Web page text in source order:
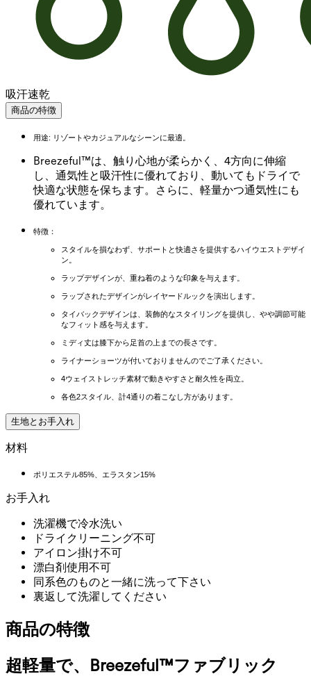
吸汗速乾
商品の特徴
用途: リゾートやカジュアルなシーンに最適。
Breezeful™は、触り心地が柔らかく、4方向に伸縮
し、通気性と吸汗性に優れており、動いてもドライで
快適な状態を保ちます。さらに、軽量かつ通気性にも
優れています。
特徴：
スタイルを損なわず、サポートと快適さを提供するハイウエストデザイ
ン。
ラップデザインが、重ね着のような印象を与えます。
ラップされたデザインがレイヤードルックを演出します。
タイバックデザインは、装飾的なスタイリングを提供し、やや調節可能
なフィット感を与えます。
ミディ丈は膝下から足首の上までの長さです。
ライナーショーツが付いておりませんのでご了承ください。
4ウェイストレッチ素材で動きやすさと耐久性を両立。
各色2スタイル、計4通りの着こなし方があります。
生地とお手入れ
材料
ポリエステル85%、エラスタン15%
お手入れ
洗濯機で冷水洗い
ドライクリーニング不可
アイロン掛け不可
漂白剤使用不可
同系色のものと一緒に洗って下さい
裏返して洗濯してください
商品の特徴
超軽量で、Breezeful™ファブリック